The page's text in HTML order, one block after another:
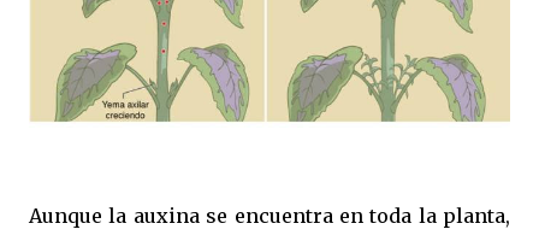
Aunque la auxina se encuentra en toda la planta,